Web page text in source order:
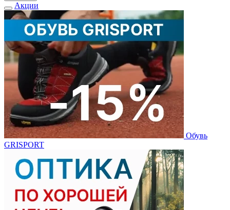
Акции
Обувь
GRISPORT